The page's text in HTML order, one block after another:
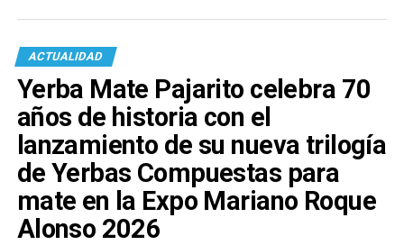
ACTUALIDAD
Yerba Mate Pajarito celebra 70
años de historia con el
lanzamiento de su nueva trilogía
de Yerbas Compuestas para
mate en la Expo Mariano Roque
Alonso 2026